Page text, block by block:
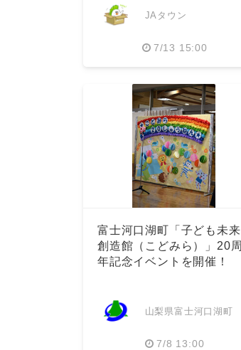
JAタウン
7/13 15:00
富士河口湖町「子ども未来
創造館（こどみら）」20周
年記念イベントを開催！
山梨県富士河口湖町
7/8 13:00